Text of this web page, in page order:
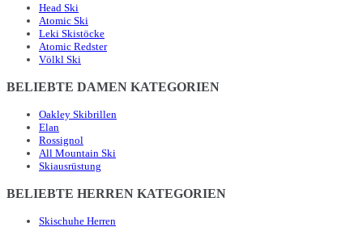
Head Ski
Atomic Ski
Leki Skistöcke
Atomic Redster
Völkl Ski
BELIEBTE DAMEN KATEGORIEN
Oakley Skibrillen
Elan
Rossignol
All Mountain Ski
Skiausrüstung
BELIEBTE HERREN KATEGORIEN
Skischuhe Herren